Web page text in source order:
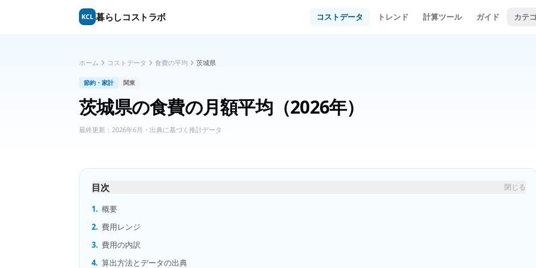
KCL 暮らしコストラボ コストデータ トレンド 計算ツール ガイド カテ
ホーム コストデータ 食費の平均 茨城県
節約・家計 関東
茨城県の食費の月額平均（2026年）
最終更新： 2026年6月 ・出典に基づく推計データ
目次 閉じる
1. 概要
2. 費用レンジ
3. 費用の内訳
4. 算出方法とデータの出典